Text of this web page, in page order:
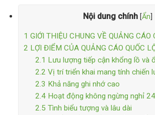
Nội dung chính [Ẩn
1 GIỚI THIỆU CHUNG VỀ QUẢNG CÁO
2 LỢI ĐIỂM CỦA QUẢNG CÁO QUỐC
2.1 Lưu lượng tiếp cận khổng lồ và
2.2 Vị trí triển khai mang tính chiến
2.3 Khả năng ghi nhớ cao
2.4Hoạt động không ngừng nghỉ
2.5 Tình biểu tượng và lâu dài